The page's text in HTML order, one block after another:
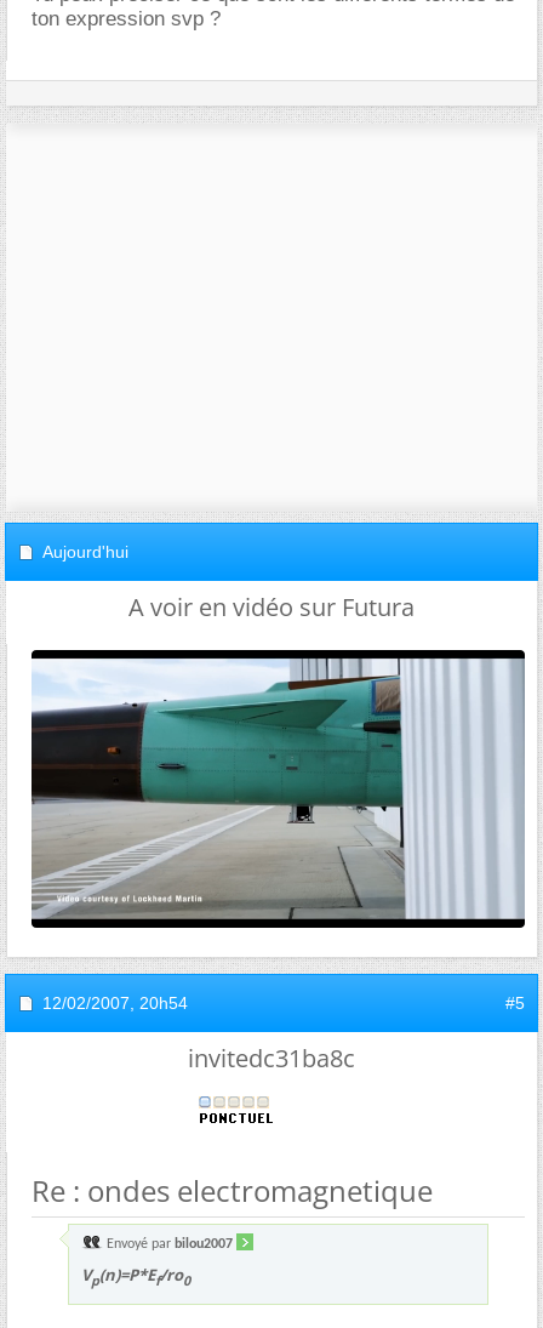
ton expression svp ?
Aujourd'hui
A voir en vidéo sur Futura
12/02/2007, 20h54 #5
invitedc31ba8c
Re : ondes electromagnetique
Envoyé par bilou2007
Vp(n)=P*Ef/ro0